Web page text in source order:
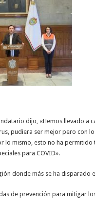
dijo, «Hemos llevado a
pudiera ser mejor pero con
lo mismo, esto no ha permitido
para COVID».
donde más se ha disparado
de prevención para mitigar